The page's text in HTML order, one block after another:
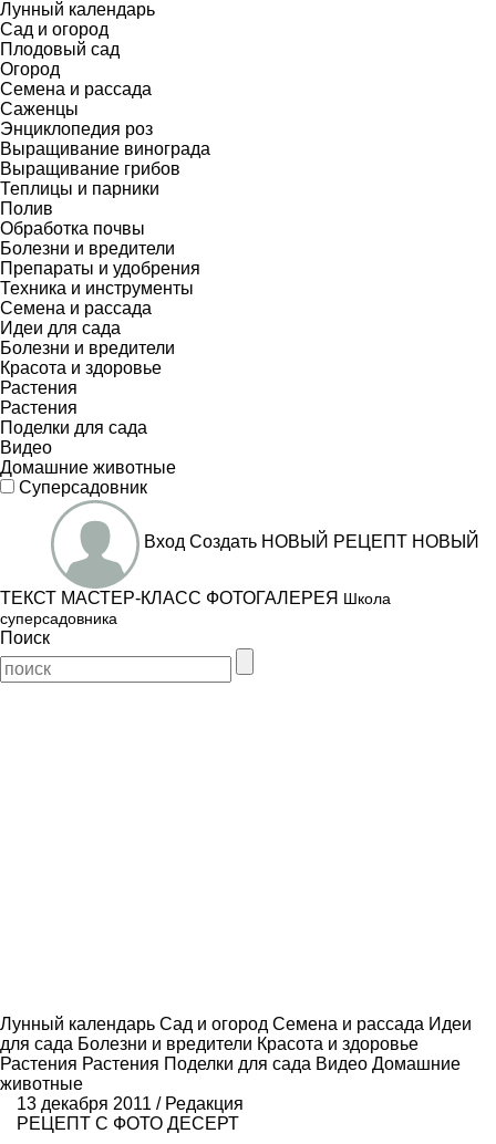
Лунный календарь
Сад и огород
Плодовый сад
Огород
Семена и рассада
Саженцы
Энциклопедия роз
Выращивание винограда
Выращивание грибов
Теплицы и парники
Полив
Обработка почвы
Болезни и вредители
Препараты и удобрения
Техника и инструменты
Семена и рассада
Идеи для сада
Болезни и вредители
Красота и здоровье
Растения
Растения
Поделки для сада
Видео
Домашние животные
Суперсадовник
Вход Создать НОВЫЙ РЕЦЕПТ НОВЫЙ
ТЕКСТ МАСТЕР-КЛАСС ФОТОГАЛЕРЕЯ Школа
суперсадовника
Поиск
Лунный календарь Сад и огород Семена и рассада Идеи
для сада Болезни и вредители Красота и здоровье
Растения Растения Поделки для сада Видео Домашние
животные
13 декабря 2011 / Редакция
РЕЦЕПТ С ФОТО ДЕСЕРТ